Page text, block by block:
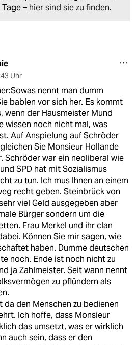
– hier sind sie zu finden.
Uhr
nennt man dumm
bablen vor sich her. Es kommt
wenn der Hausmeister Mund
wissen noch nicht mal, was
Auf Anspielung auf Schröder
Sie Monsieur Hollande
Schröder war ein neoliberal wie
SPD hat mit Sozialismus
zu tun. Ich mus Ihnen an einem
recht geben. Steinbrück von
viel Geld ausgegeben aber
Bürger sondern um die
Frau Merkel und ihr clan
Können Sie mir sagen, wie
haben. Dumme deutschen
noch. Ende ist noch nicht zu
ja Zahlmeister. Seit wann nennt
zu pflündern als
den Menschen zu bedienen
Ich hoffe, dass Monsieur
das umsetzt, was er wirklich
auch sein, dass er den